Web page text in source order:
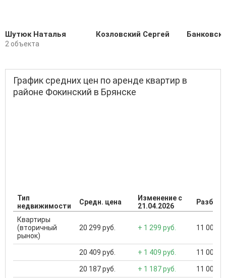
Шутюк Наталья
2 объекта
Козловский Сергей
График средних цен по аренде квартир в
районе Фокинский в Брянске
Тип
недвижимости
Средн. цена
Изменение с
21.04.2026
Квартиры
(вторичный
рынок)
20 299 руб. + 1 299 руб. 11 000
20 409 руб. + 1 409 руб. 11 000
20 187 руб. + 1 187 руб. 11 000